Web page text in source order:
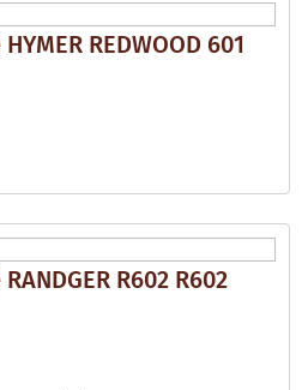
REDWOOD 601
R602 R602